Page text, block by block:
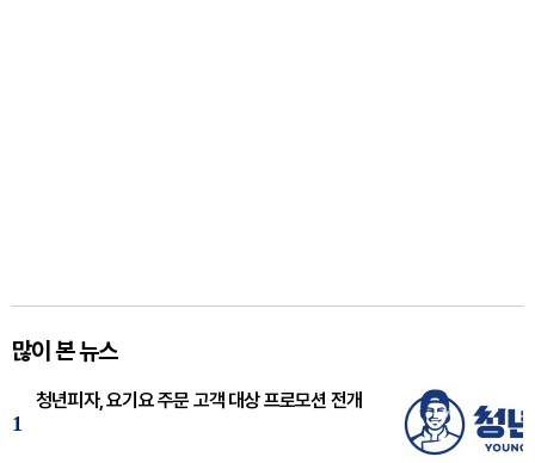
많이 본 뉴스
1
청년피자, 요기요 주문 고객 대상 프로모션 전개